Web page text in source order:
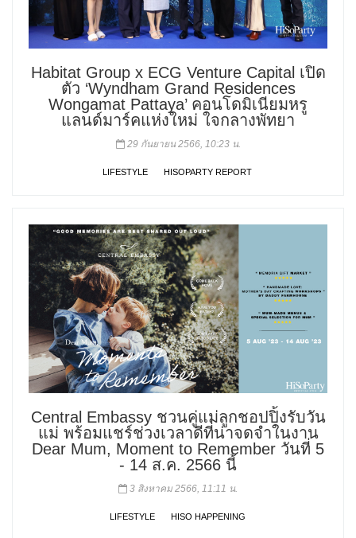
Habitat Group x ECG Venture Capital เปิด
ตัว ‘Wyndham Grand Residences
Wongamat Pattaya’ คอนโดมิเนียมหรู
แลนด์มาร์คแห่งใหม่ ใจกลางพัทยา
29 กันยายน 2566, 10:23 น.
LIFESTYLE HISOPARTY REPORT
Central Embassy ชวนคู่แม่ลูกชอปปิ้งรับวัน
แม่ พร้อมแชร์ช่วงเวลาดีที่น่าจดจำในงาน
Dear Mum, Moment to Remember วันที่ 5
- 14 ส.ค. 2566 นี้
3 สิงหาคม 2566, 11:11 น.
LIFESTYLE HISO HAPPENING